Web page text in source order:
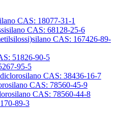
CAS: 18077-31-1
CAS: 68128-25-6
CAS: 167426-89-
51826-90-5
95-5
CAS: 38436-16-7
CAS: 78560-45-9
CAS: 78560-44-8
89-3